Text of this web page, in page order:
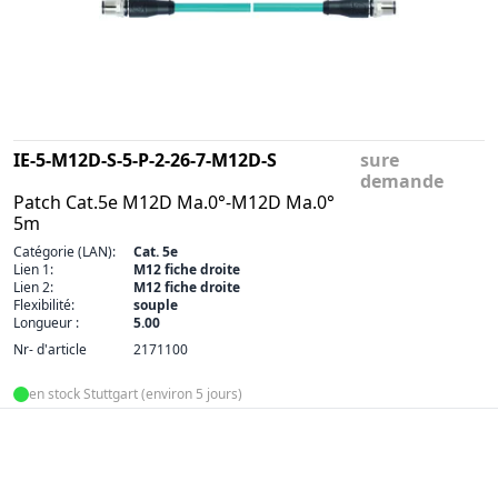
IE-5-M12D-S-5-P-2-26-7-M12D-S
Patch Cat.5e M12D Ma.0°-M12D Ma.0°
5m
sure
demande
Catégorie (LAN):
Cat. 5e
Lien 1:
M12 fiche droite
Lien 2:
M12 fiche droite
Flexibilité:
souple
Longueur :
5.00
Nr- d'article
2171100
en stock Stuttgart (environ 5 jours)